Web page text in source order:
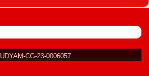
UDYAM-CG-23-0006057